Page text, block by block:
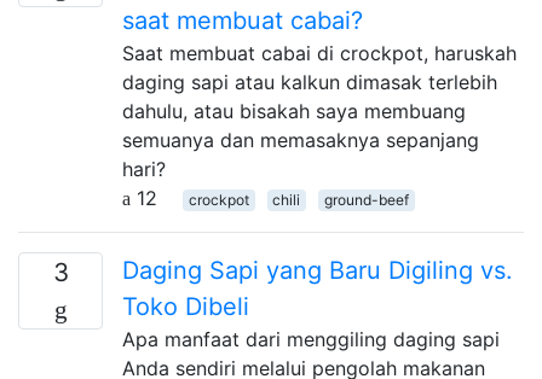
saat membuat cabai?
Saat membuat cabai di crockpot, haruskah
daging sapi atau kalkun dimasak terlebih
dahulu, atau bisakah saya membuang
semuanya dan memasaknya sepanjang
hari?
12
crockpot chili ground-beef
3
Daging Sapi yang Baru Digiling vs.
Toko Dibeli
Apa manfaat dari menggiling daging sapi
Anda sendiri melalui pengolah makanan